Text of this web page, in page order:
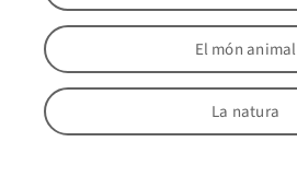
El món animal
La natura